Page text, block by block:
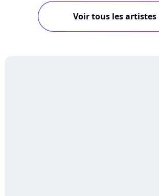
Voir tous les artistes